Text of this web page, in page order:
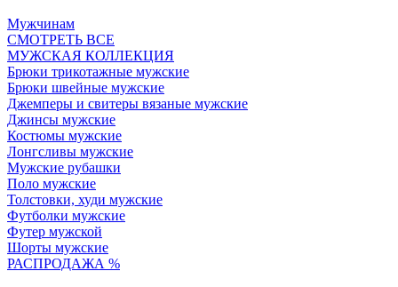
Мужчинам
СМОТРЕТЬ ВСЕ
МУЖСКАЯ КОЛЛЕКЦИЯ
Брюки трикотажные мужские
Брюки швейные мужские
Джемперы и свитеры вязаные мужские
Джинсы мужские
Костюмы мужские
Лонгсливы мужские
Мужские рубашки
Поло мужские
Толстовки, худи мужские
Футболки мужские
Футер мужской
Шорты мужские
РАСПРОДАЖА %